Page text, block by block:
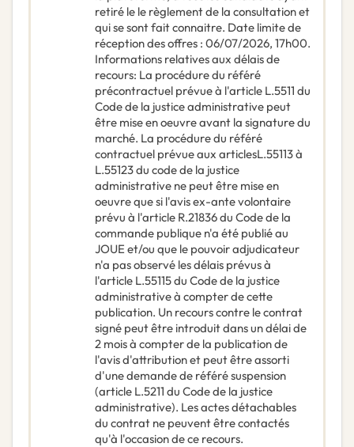
retiré le le règlement de la consultation et
qui se sont fait connaitre. Date limite de
réception des offres : 06/07/2026, 17h00.
Informations relatives aux délais de
recours: La procédure du référé
précontractuel prévue à l'article L.5511 du
Code de la justice administrative peut
être mise en oeuvre avant la signature du
marché. La procédure du référé
contractuel prévue aux articlesL.55113 à
L.55123 du code de la justice
administrative ne peut être mise en
oeuvre que si l'avis ex-ante volontaire
prévu à l'article R.21836 du Code de la
commande publique n'a été publié au
JOUE et/ou que le pouvoir adjudicateur
n'a pas observé les délais prévus à
l'article L.55115 du Code de la justice
administrative à compter de cette
publication. Un recours contre le contrat
signé peut être introduit dans un délai de
2 mois à compter de la publication de
l'avis d'attribution et peut être assorti
d'une demande de référé suspension
(article L.5211 du Code de la justice
administrative). Les actes détachables
du contrat ne peuvent être contactés
qu'à l'occasion de ce recours.